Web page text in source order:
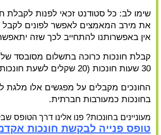
שימו לב: כל סטודנט זכאי לפנות לקבלת
את מירב המאמצים לאפשר לפונים לקבל
אין באפשרותנו להתחייב לכך שזה
30 שעות חונכות (20 שקלים לשעת חונכות).
החונכים מקבלים על מפגשים אלו מלגת
בחונכות כמעורבות חברתית.
מעוניינים בחונכות? פנו אלינו דרך הטופס
טופס פנייה לבקשת חונכות